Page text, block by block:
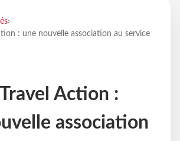
›
: une nouvelle association au service
Action :
association